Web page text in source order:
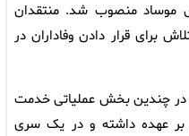
موساد منصوب شد. منتقدان
برای قرار دادن وفاداران در
در چندین بخش عملیاتی خدمت
بر عهده داشته و در یک سری